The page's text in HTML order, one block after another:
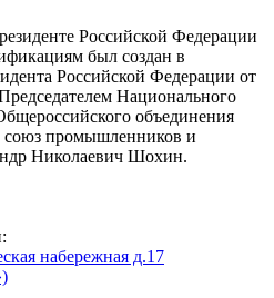
Российской Федерации
был создан в
Российской Федерации от
Национального
объединения
союз промышленников и
Николаевич Шохин.
набережная д.17